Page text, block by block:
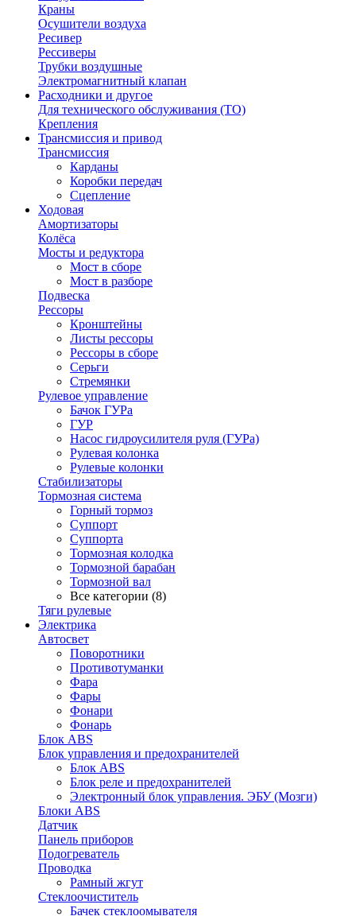
Краны
Осушители воздуха
Ресивер
Рессиверы
Трубки воздушные
Электромагнитный клапан
Расходники и другое
Для технического обслуживания (ТО)
Крепления
Трансмиссия и привод
Трансмиссия
Карданы
Коробки передач
Сцепление
Ходовая
Амортизаторы
Колёса
Мосты и редуктора
Мост в сборе
Мост в разборе
Подвеска
Рессоры
Кронштейны
Листы рессоры
Рессоры в сборе
Серьги
Стремянки
Рулевое управление
Бачок ГУРа
ГУР
Насос гидроусилителя руля (ГУРа)
Рулевая колонка
Рулевые колонки
Стабилизаторы
Тормозная система
Горный тормоз
Суппорт
Суппорта
Тормозная колодка
Тормозной барабан
Тормозной вал
Все категории (8)
Тяги рулевые
Электрика
Автосвет
Поворотники
Противотуманки
Фара
Фары
Фонари
Фонарь
Блок ABS
Блок управления и предохранителей
Блок ABS
Блок реле и предохранителей
Электронный блок управления. ЭБУ (Мозги)
Блоки ABS
Датчик
Панель приборов
Подогреватель
Проводка
Рамный жгут
Стеклоочиститель
Бачек стеклоомывателя